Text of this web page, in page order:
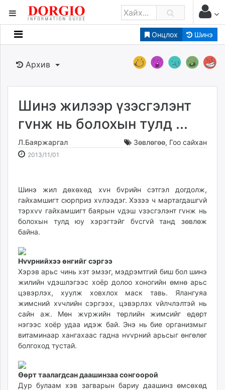
Онцлох Шинэ
Мэдээллийн
Банк санхүү
Бизнес ААН
Төрийн
dorgio.mn
Gogo.mn
zindaa.mn
Baabar.mn
tovch.mn
ikon.mn
mnb.mn
Livetv.mn
Eguur.mn
24tsag.mn
shuud.mn
eagle.mn
ergelt.mn
zarig.mn
today.mn
zuv.mn
mminfo.mn
ugluu.mn
Архив
Шинэ жилээр үзэсгэлэнт
гvнж нь болохын тулд ...
Л.Баяржаргал Зөвлөгөө, Гоо сайхан
2013/11/01
21:43:52
02:04:33
Шинэ жил дөхөхөд хvн бvрийн сэтгэл догдолж,
гайхамшигт сюрприз хvлээдэг. Хэзээ ч мартагдашгvй
тэрхvv гайхамшигт баярын vдэш vзэсгэлэнт гvнж нь
болохын тулд юу хэрэгтэйг бvсгvй танд зөвлөж
байна.
Нvvрнийхээ өнгийг сэргээ
Хэрэв арьс чинь хэт эмзэг, мэдрэмтгий биш бол шинэ
жилийн vдэшлэгээс хоёр долоо хоногийн өмнө арьс
цэвэрлэх, хуулж ховхлох маск тавь. Ялангуяа
жимсний хvчлийн сэргээх, цэвэрлэх vйлчлэлтэй нь
сайн аж. Мөн жvржийн төрлийн жимсийг өдөрт
нэгээс хоёр удаа идэж бай. Энэ нь бие организмыг
витаминаар хангахаас гадна нvvрний арьсыг өнгөлөг
болгоход тустай.
Өөрт таалагдсан даашинзаа сонгоорой
Дур булаам хэв загварын бариу даашинз өмсөхөд